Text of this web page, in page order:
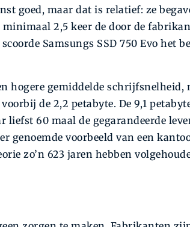
goed, maar dat is relatief: ze
2,5 keer de door de
Samsungs SSD 750 Evo het
hogere gemiddelde schrijfsnelheid,
de 2,2 petabyte. De 9,1
liefst 60 maal de gegarandeerde
genoemde voorbeeld van een
zo’n 623 jaren hebben